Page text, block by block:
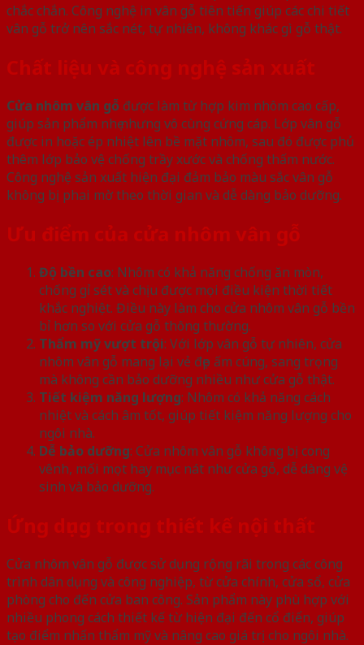
chắc chắn. Công nghệ in vân gỗ tiên tiến giúp các chi tiết
vân gỗ trở nên sắc nét, tự nhiên, không khác gì gỗ thật.
Chất liệu và công nghệ sản xuất
Cửa nhôm vân gỗ được làm từ hợp kim nhôm cao cấp,
giúp sản phẩm nhẹ nhưng vô cùng cứng cáp. Lớp vân gỗ
được in hoặc ép nhiệt lên bề mặt nhôm, sau đó được phủ
thêm lớp bảo vệ chống trầy xước và chống thấm nước.
Công nghệ sản xuất hiện đại đảm bảo màu sắc vân gỗ
không bị phai mờ theo thời gian và dễ dàng bảo dưỡng.
Ưu điểm của cửa nhôm vân gỗ
Độ bền cao: Nhôm có khả năng chống ăn mòn,
chống gỉ sét và chịu được mọi điều kiện thời tiết
khắc nghiệt. Điều này làm cho cửa nhôm vân gỗ bền
bỉ hơn so với cửa gỗ thông thường.
Thẩm mỹ vượt trội: Với lớp vân gỗ tự nhiên, cửa
nhôm vân gỗ mang lại vẻ đẹp ấm cúng, sang trọng
mà không cần bảo dưỡng nhiều như cửa gỗ thật.
Tiết kiệm năng lượng: Nhôm có khả năng cách
nhiệt và cách âm tốt, giúp tiết kiệm năng lượng cho
ngôi nhà.
Dễ bảo dưỡng: Cửa nhôm vân gỗ không bị cong
vênh, mối mọt hay mục nát như cửa gỗ, dễ dàng vệ
sinh và bảo dưỡng.
Ứng dụng trong thiết kế nội thất
Cửa nhôm vân gỗ được sử dụng rộng rãi trong các công
trình dân dụng và công nghiệp, từ cửa chính, cửa sổ, cửa
phòng cho đến cửa ban công. Sản phẩm này phù hợp với
nhiều phong cách thiết kế từ hiện đại đến cổ điển, giúp
tạo điểm nhấn thẩm mỹ và nâng cao giá trị cho ngôi nhà.